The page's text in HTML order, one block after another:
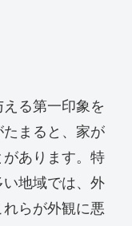
る第一印象を
まると、家が
あります。特
地域では、外
らが外観に悪